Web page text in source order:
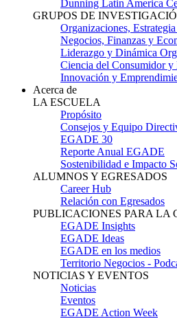
Dunning Latin America
GRUPOS DE
Organizaciones,
Negocios, Finanzas y
Liderazgo y Dinámica
Ciencia del Consumidor y
Innovación y
Acerca de
LA ESCUELA
Propósito
Consejos y Equipo
EGADE 30
Reporte Anual EGADE
Sostenibilidad e Impacto
ALUMNOS Y EGRESADOS
Career Hub
Relación con Egresados
PUBLICACIONES PARA LA
EGADE Insights
EGADE Ideas
EGADE en los medios
Territorio Negocios -
NOTICIAS Y EVENTOS
Noticias
Eventos
EGADE Action Week